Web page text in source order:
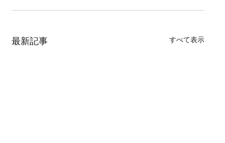
最新記事 すべて表示